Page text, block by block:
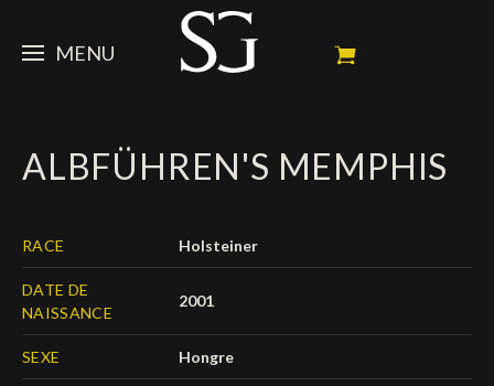
MENU
Portrait
Ambassadeur
ACTUALITÉ
Dossiers
Calendrier
Prochains concours
Mes chevaux de concours
En souvenir de
SPONSORS
Propriétaires
FAN ZONE
SHOP
ALBFÜHREN'S MEMPHIS
RACE Holsteiner
DATE DE
NAISSANCE
2001
SEXE Hongre